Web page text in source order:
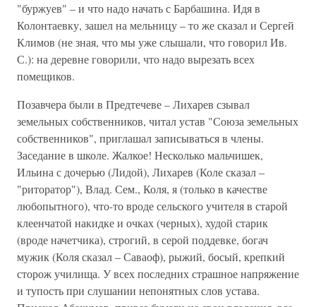
"буржуев" – и что надо начать с Барбашина. Идя в
Колонтаевку, зашел на мельницу – то же сказал и Сергей
Климов (не зная, что мы уже слышали, что говорил Ив.
С.): на деревне говорили, что надо вырезать всех
помещиков.
Позавчера были в Предтечеве – Лихарев сзывал
земельных собственников, читал устав "Союза земельных
собственников", приглашал записываться в члены.
Заседание в школе. Жалкое! Несколько мальчишек,
Ильина с дочерью (Лидой), Лихарев (Коле сказал –
"риторатор"), Влад. Сем., Коля, я (только в качестве
любопытного), что-то вроде сельского учителя в старой
клеенчатой накидке и очках (черных), худой старик
(вроде начетчика), строгий, в серой поддевке, богач
мужик (Коля сказал – Саваоф), рыжий, босый, крепкий
сторож училища. У всех последних страшное напряжение
и тупость при слушании непонятных слов устава.